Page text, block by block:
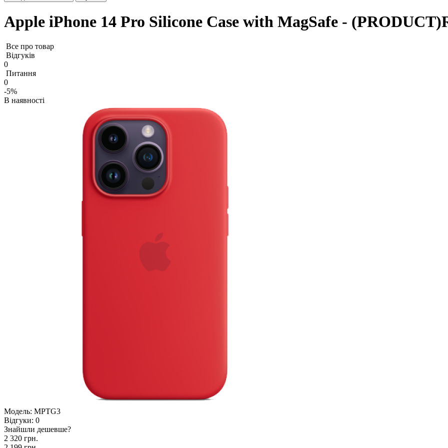
Apple iPhone 14 Pro Silicone Case with MagSafe -
Все про товар
Відгуків
0
Питання
0
-5%
В наявності
Модель: MPTG3
Відгуки: 0
Знайшли дешевше?
2 320 грн.